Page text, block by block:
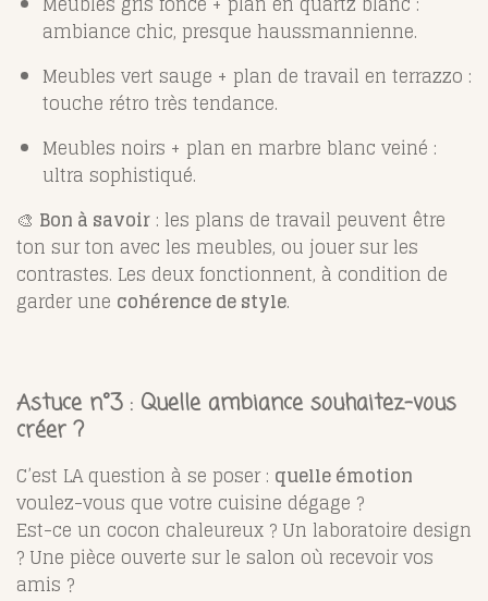
ambiance chic, presque haussmannienne.
Meubles vert sauge + plan de travail en terrazzo :
touche rétro très tendance.
Meubles noirs + plan en marbre blanc veiné :
ultra sophistiqué.
🎨 Bon à savoir : les plans de travail peuvent être
ton sur ton avec les meubles, ou jouer sur les
contrastes. Les deux fonctionnent, à condition de
garder une cohérence de style.
Astuce n°3 : Quelle ambiance souhaitez-vous
créer ?
C’est LA question à se poser : quelle émotion
voulez-vous que votre cuisine dégage ?
Est-ce un cocon chaleureux ? Un laboratoire design
? Une pièce ouverte sur le salon où recevoir vos
amis ?